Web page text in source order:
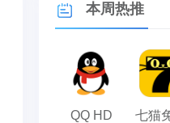
本周热推
QQ HD